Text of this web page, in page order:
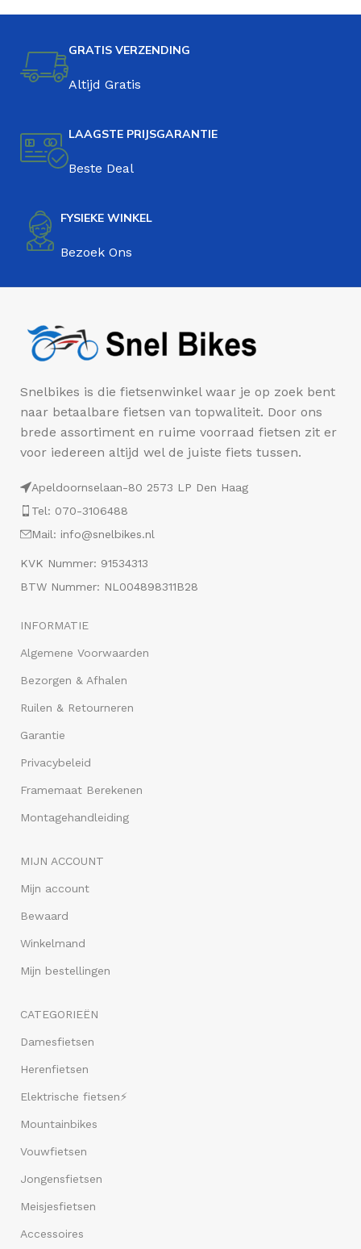
GRATIS VERZENDING
Altijd Gratis
LAAGSTE PRIJSGARANTIE
Beste Deal
FYSIEKE WINKEL
Bezoek Ons
Snelbikes is die fietsenwinkel waar je op zoek bent
naar betaalbare fietsen van topwaliteit. Door ons
brede assortiment en ruime voorraad fietsen zit er
voor iedereen altijd wel de juiste fiets tussen.
Apeldoornselaan-80 2573 LP Den Haag
Tel: 070-3106488
Mail: info@snelbikes.nl
KVK Nummer: 91534313
BTW Nummer: NL004898311B28
INFORMATIE
Algemene Voorwaarden
Bezorgen & Afhalen
Ruilen & Retourneren
Garantie
Privacybeleid
Framemaat Berekenen
Montagehandleiding
MIJN ACCOUNT
Mijn account
Bewaard
Winkelmand
Mijn bestellingen
CATEGORIEËN
Damesfietsen
Herenfietsen
Elektrische fietsen⚡
Mountainbikes
Vouwfietsen
Jongensfietsen
Meisjesfietsen
Accessoires